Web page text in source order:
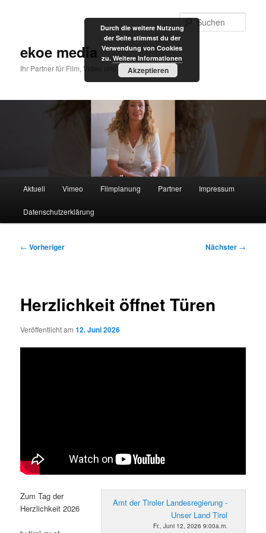
ekoe media
Ihr Partner für Film, Video und Internet
Aktuell Vimeo Filmplanung Partner Impressum
Datenschutzerklärung
Beitragsnavigation
← Vorheriger Nächster →
Herzlichkeit öffnet Türen
Veröffentlicht am12. Juni 2026
Amt der Tiroler Landesregierung -
Unser Land Tirol
Fr., Juni 12, 2026 9:00a.m.
Zum Tag der
Herzlichkeit 2026
Durch die weitere Nutzung
der Seite stimmst du der
Verwendung von Cookies
zu. Weitere Informationen
Akzeptieren